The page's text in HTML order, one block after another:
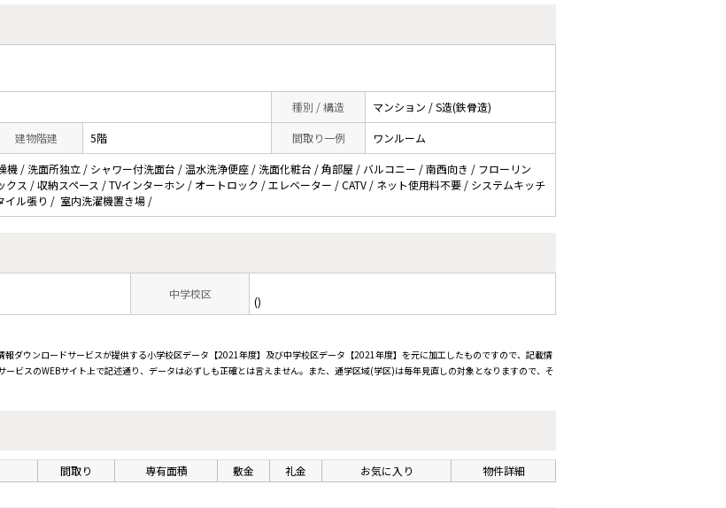
種別 / 構造 マンション / S造(鉄骨造)
建物階建 5階 間取り一例 ワンルーム
/ 洗面所独立 / シャワー付洗面台 / 温水洗浄便座 / 洗面化粧台 / 角部屋 / バルコニー / 南西向き / フローリン
ス / 収納スペース / TVインターホン / オートロック / エレベーター / CATV / ネット使用料不要 / システムキッチ
イル張り / 室内洗濯機置き場 /
中学校区
()
ダウンロードサービスが提供する小学校区データ【2021年度】及び中学校区データ【2021年度】を元に加工したものですので、記載情
ビスのWEBサイト上で記述通り、データは必ずしも正確とは言えません。また、通学区域(学区)は毎年見直しの対象となりますので、そ
間取り 専有面積 敷金 礼金 お気に入り 物件詳細